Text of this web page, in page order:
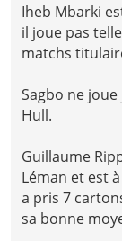
Iheb Mbarki
il joue pas
matchs
Sagbo ne
Hull.
Guillaume
Léman et est
a pris 7
sa bonne